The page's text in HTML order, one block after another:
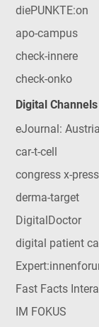
diePUNKTE:on
apo-campus
check-innere
check-onko
Digital Channels
eJournal:
car-t-cell
congress x-press
derma-target
DigitalDoctor
digital patient
Fast Facts
IM FOKUS